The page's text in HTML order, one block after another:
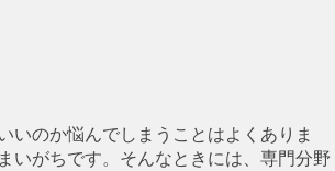
いのか悩んでしまうことはよくありま
いがちです。そんなときには、専門分野